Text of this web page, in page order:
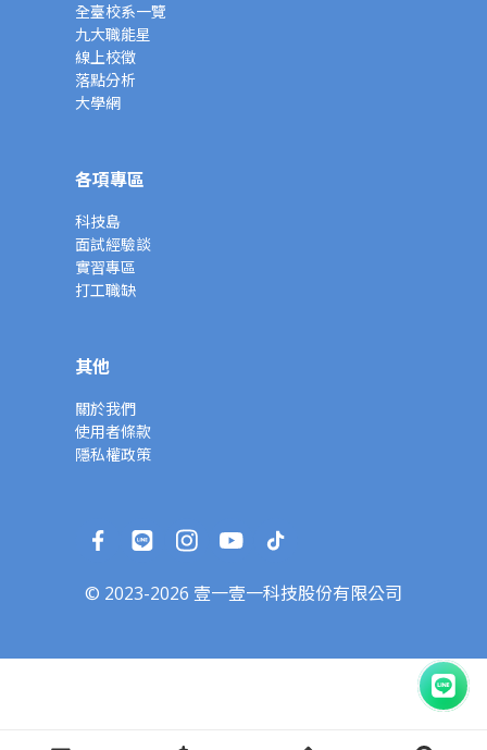
全臺校系一覽
九大職能星
線上校徵
落點分析
大學網
各項專區
科技島
面試經驗談
實習專區
打工職缺
其他
關於我們
使用者條款
隱私權政策
© 2023-2026 壹一壹一科技股份有限公司